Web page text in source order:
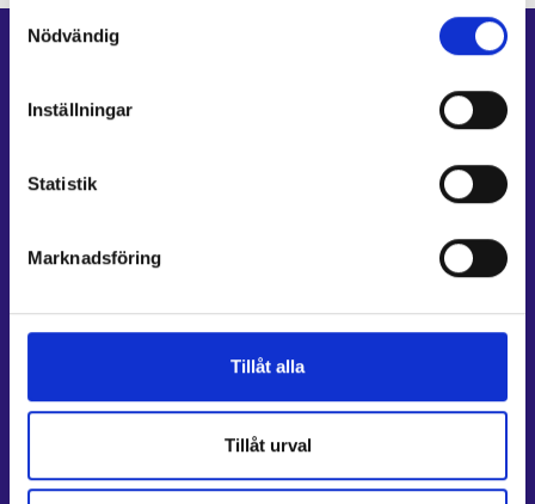
Cookies
Samtyckesval
Nödvändig
Inställningar
Statistik
Marknadsföring
Tillåt alla
Tillåt urval
E-tjänster
Kontaktuppgifter till sysselsättningsområden
Information om utkomstskydd för arbetslösa
Rådgivningstjänster för arbetsgivare och företagare
Anvisningar för avsnitten E-tjänster och Min karriärstig